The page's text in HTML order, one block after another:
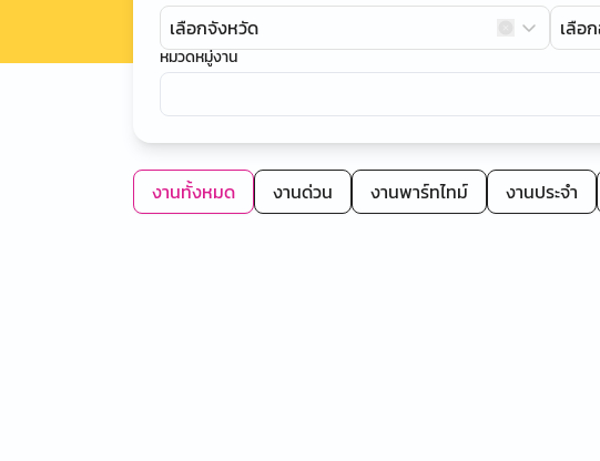
เลือกจังหวัด เลือ
หมวดหมู่งาน
งานทั้งหมด งานด่วน งานพาร์ทไทม์ งานประจำ